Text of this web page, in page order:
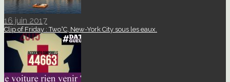
16 juin 2017
Clip of Friday : Two°C, New-York City sous les eaux.